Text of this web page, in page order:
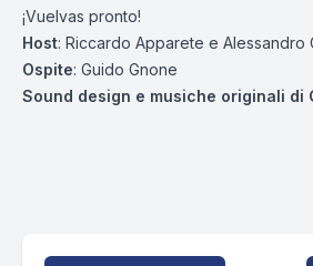
¡Vuelvas pronto!
Host: Riccardo Apparete e Alessandro
Ospite: Guido Gnone
Sound design e musiche originali di